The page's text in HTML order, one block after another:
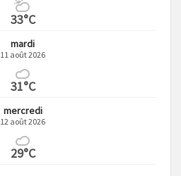
33°C
mardi
11 août 2026
31°C
mercredi
12 août 2026
29°C